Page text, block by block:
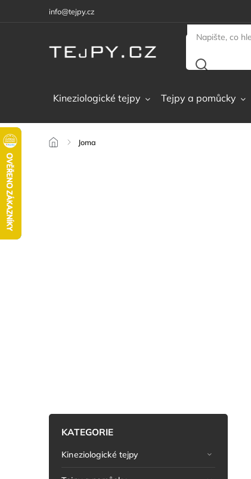
info@tejpy.cz
Kineziologické tejpy Tejpy a pomůcky
/ Joma
KATEGORIE
Kineziologické tejpy